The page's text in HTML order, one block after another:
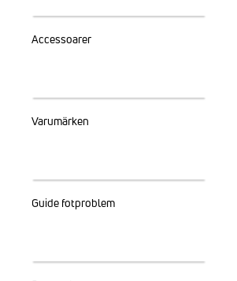
Accessoarer
Varumärken
Guide fotproblem